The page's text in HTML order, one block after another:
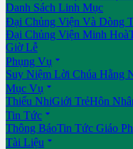
Danh Sách Linh Mục
Đại Chủng Viện Và Dòng
Đại Chủng Viện Minh Hoà
Giờ Lễ
Phụng Vụ 
Suy Niệm Lời Chúa Hằng
Mục Vụ 
Thiếu NhiGiới TrẻHôn
Tin Tức 
Thông BáoTin Tức Giáo
Tài Liệu 